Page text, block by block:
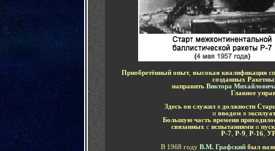
Приобретённый опыт, высокая квалификация
созданных
направить Виктора
Главное
Здесь он служилв должности
и вводом в
Большую часть времени
связанных с испытаниями и
Р-7 Р-9 Р-16
В 1968 году В.М. Графский был